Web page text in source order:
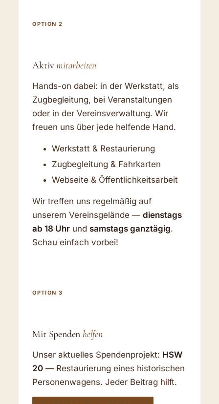
OPTION 2
Aktivmitarbeiten
Hands-on dabei: in der Werkstatt, als
Zugbegleitung, bei Veranstaltungen
oder in der Vereinsverwaltung. Wir
freuen uns über jede helfende Hand.
Werkstatt & Restaurierung
Zugbegleitung & Fahrkarten
Webseite & Öffentlichkeitsarbeit
Wir treffen uns regelmäßig auf
unserem Vereinsgelände —dienstags
ab 18 Uhr und samstags ganztägig.
Schau einfach vorbei!
OPTION 3
Mit Spenden helfen
Unser aktuelles Spendenprojekt: HSW
20 — Restaurierung eines historischen
Personenwagens. Jeder Beitrag hilft.